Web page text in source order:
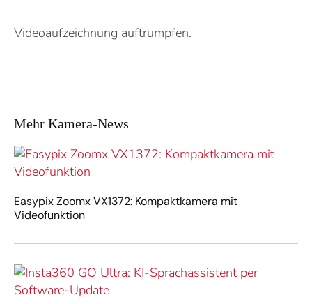
Videoaufzeichnung auftrumpfen.
Mehr Kamera-News
Easypix Zoomx VX1372: Kompaktkamera mit
Videofunktion